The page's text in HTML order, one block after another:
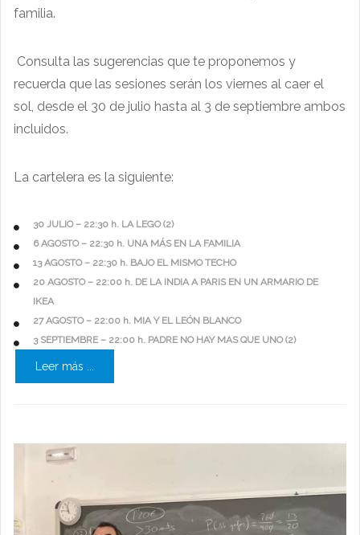
familia.
Consulta las sugerencias que te proponemos y
recuerda que las sesiones serán los viernes al caer el
sol, desde el 30 de julio hasta al 3 de septiembre ambos
incluidos.
La cartelera es la siguiente:
30 JULIO – 22:30 h. LA LEGO (2)
6 AGOSTO – 22:30 h. UNA MÁS EN LA FAMILIA
13 AGOSTO – 22:30 h. BAJO EL MISMO TECHO
20 AGOSTO – 22:00 h. DE LA INDIA A PARIS EN UN ARMARIO DE
IKEA
27 AGOSTO – 22:00 h. MIA Y EL LEÓN BLANCO
3 SEPTIEMBRE – 22:00 h. PADRE NO HAY MAS QUE UNO (2)
Leer más ...